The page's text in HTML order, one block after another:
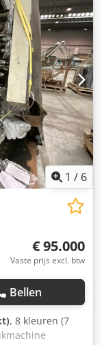
Aiyock •
1 / 6
€ 95.000
Vaste prijs excl. btw
Bellen
, 8 kleuren (7